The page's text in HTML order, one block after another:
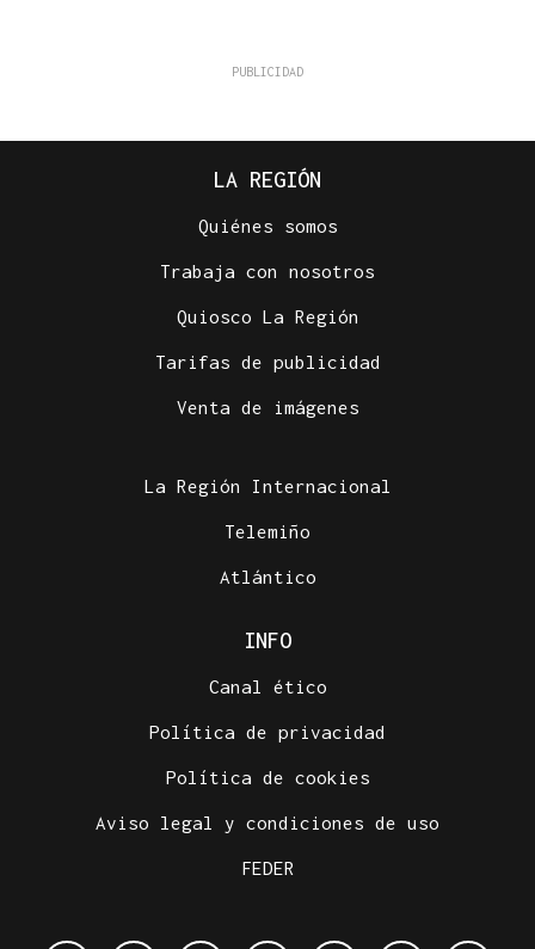
LA REGIÓN
Quiénes somos
Trabaja con nosotros
Quiosco La Región
Tarifas de publicidad
Venta de imágenes
La Región Internacional
Telemiño
Atlántico
INFO
Canal ético
Política de privacidad
Política de cookies
Aviso legal y condiciones de uso
FEDER